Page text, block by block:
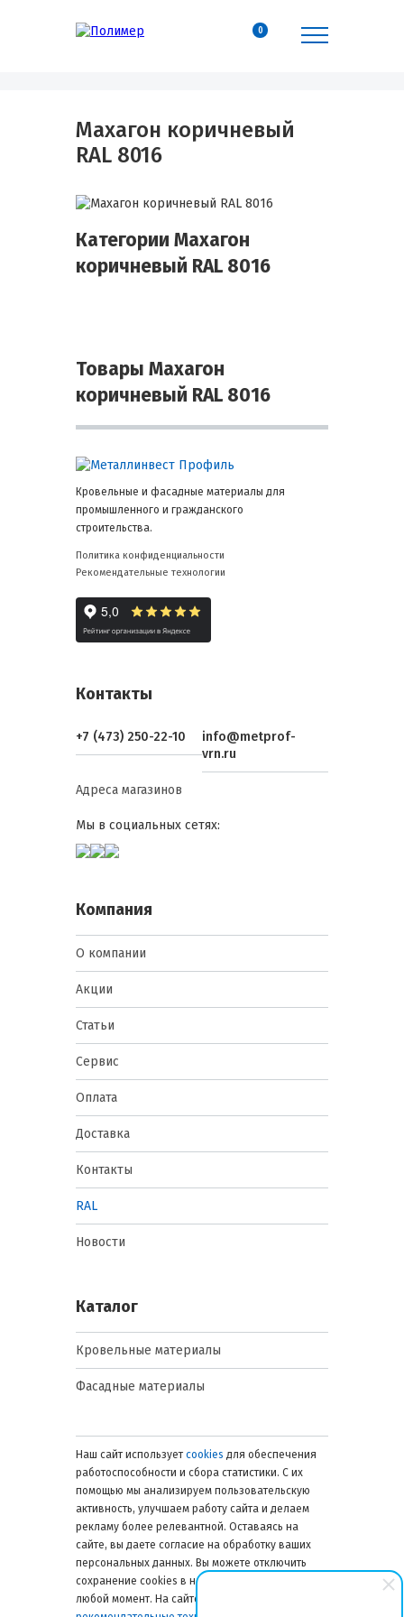
0
Махагон коричневый
RAL 8016
Категории Махагон
коричневый RAL 8016
Товары Махагон
коричневый RAL 8016
Кровельные и фасадные материалы для
промышленного и гражданского
строительства.
Политика конфиденциальности
Рекомендательные технологии
Контакты
+7 (473) 250-22-10
info@metprof-
vrn.ru
Адреса магазинов
Мы в социальных сетях:
Компания
О компании
Акции
Статьи
Сервис
Оплата
Доставка
Контакты
RAL
Новости
Каталог
Кровельные материалы
Фасадные материалы
Наш сайт использует cookies для обеспечения
работоспособности и сбора статистики. С их
помощью мы анализируем пользовательскую
активность, улучшаем работу сайта и делаем
рекламу более релевантной. Оставаясь на
сайте, вы даете согласие на обработку ваших
персональных данных. Вы можете отключить
сохранение cookies в настройках браузера в
любой момент. На сайте также применяются